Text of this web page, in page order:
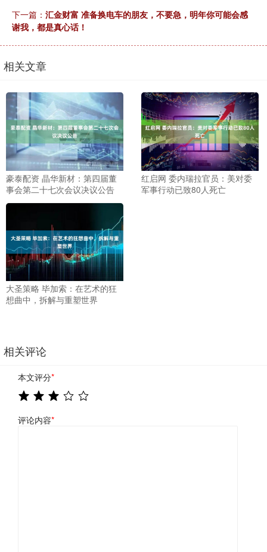
下一篇： 汇金财富 准备换电车的朋友，不要急，明年你可能会感
谢我，都是真心话！
相关文章
豪泰配资 晶华新材：第四届董
事会第二十七次会议决议公告
红启网 委内瑞拉官员：美对委
军事行动已致80人死亡
大圣策略 毕加索：在艺术的狂
想曲中，拆解与重塑世界
相关评论
本文评分*
评论内容*